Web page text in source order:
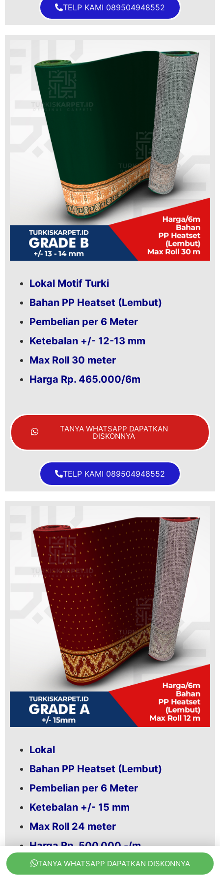
TELP KAMI 089504948552
Lokal Motif Turki
Bahan PP Heatset (Lembut)
Pembelian per 6 Meter
Ketebalan +/- 12-13 mm
Max Roll 30 meter
Harga Rp. 465.000/6m
TANYA WHATSAPP DAPATKAN
DISKONNYA
TELP KAMI 089504948552
Lokal
Bahan PP Heatset (Lembut)
Pembelian per 6 Meter
Ketebalan +/- 15 mm
Max Roll 24 meter
Harga Rp. 500.000,-/m
TANYA WHATSAPP DAPATKAN DISKONNYA